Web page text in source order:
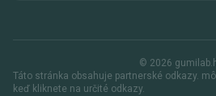
© 2026
Táto stránka obsahuje partnerské odkazy.
keď kliknete na určité odkazy.